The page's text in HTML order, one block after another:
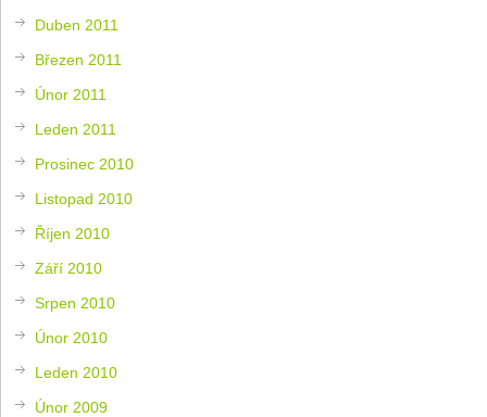
Duben 2011
Březen 2011
Únor 2011
Leden 2011
Prosinec 2010
Listopad 2010
Říjen 2010
Září 2010
Srpen 2010
Únor 2010
Leden 2010
Únor 2009